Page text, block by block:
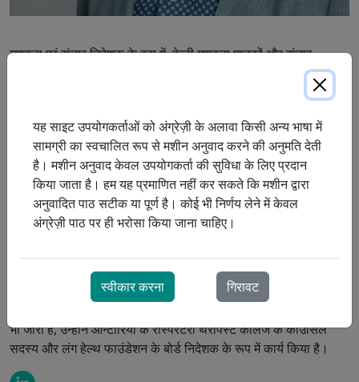
गुणवत्ता एवं संचार निदेशक के रूप में, केली गुणवत्ता मानकों और संचार
प्रोटोकॉल के सभी पहलुओं में प्रबंधन का नेतृत्व और मार्गदर्शन करने में
सक्रिय भूमिका निभाते हैं। केली और उनकी टीम प्रबंधन के सहयोग से सभी
ज़िम्मेदारी साझा करते हैं। इसमें मार्केटिंग स्थलों, मीडिया और सोशल प्लेटफ़ॉर्म
के लिए प्रभावी प्रतिक्रिया प्रणालियाँ और नियंत्रण बनाना, उद्योग और
उद्देश्य-संबंधी संगठनों के साथ विश्वसनीयता स्थापित करना, और रेफ़रल
स्रोतों और अन्य हितधारकों के साथ नेटवर्किंग करना शामिल है।
1996 में प्रोरेस्प में शामिल हुए केली, एक पंजीकृत श्वसन चिकित्सक
प्रबंधन, व्यवसाय विकास, गुणवत्ता सुधार, आम सहमति निर्माण और संचार के
भी जारी है, उन्होंने ओन्टारियो के रेस्पिरेटरी थेरेपिस्ट कॉलेज के काउंसिल
सदस्य और लंग हेल्थ फाउंडेशन के बोर्ड निदेशक के रूप में कार्य किया है।
यह साइट उपयोगकर्ताओं को अंग्रेज़ी के अलावा किसी अन्य भाषा में
सामग्री का स्वचालित रूप से मशीन अनुवाद करने की अनुमति देती
है। मशीन अनुवाद केवल उपयोगकर्ता की सुविधा के लिए प्रदान
किया जाता है। हम यह प्रमाणित नहीं कर सकते कि मशीन द्वारा
अनुवादित पाठ सटीक या पूर्ण है। कोई भी निर्णय लेने में केवल
अंग्रेज़ी पाठ पर ही भरोसा किया जाना चाहिए।
स्वीकार करना गिरावट